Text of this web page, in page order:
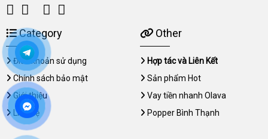
Category
Điều khoản sử dụng
Chính sách bảo mật
Giới thiệu
Liên hệ
Other
Hợp tác và Liên Kết
Sản phẩm Hot
Vay tiền nhanh Olava
Popper Bình Thạnh